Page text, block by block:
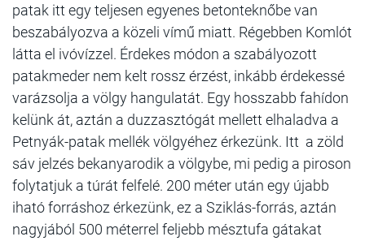
patak itt egy teljesen egyenes betonteknőbe van
beszabályozva a közeli vímű miatt. Régebben Komlót
látta el ivóvízzel. Érdekes módon a szabályozott
patakmeder nem kelt rossz érzést, inkább érdekessé
varázsolja a völgy hangulatát. Egy hosszabb fahídon
kelünk át, aztán a duzzasztógát mellett elhaladva a
Petnyák-patak mellék völgyéhez érkezünk. Itt a zöld
sáv jelzés bekanyarodik a völgybe, mi pedig a piroson
folytatjuk a túrát felfelé. 200 méter után egy újabb
iható forráshoz érkezünk, ez a Sziklás-forrás, aztán
nagyjából 500 méterrel feljebb mésztufa gátakat